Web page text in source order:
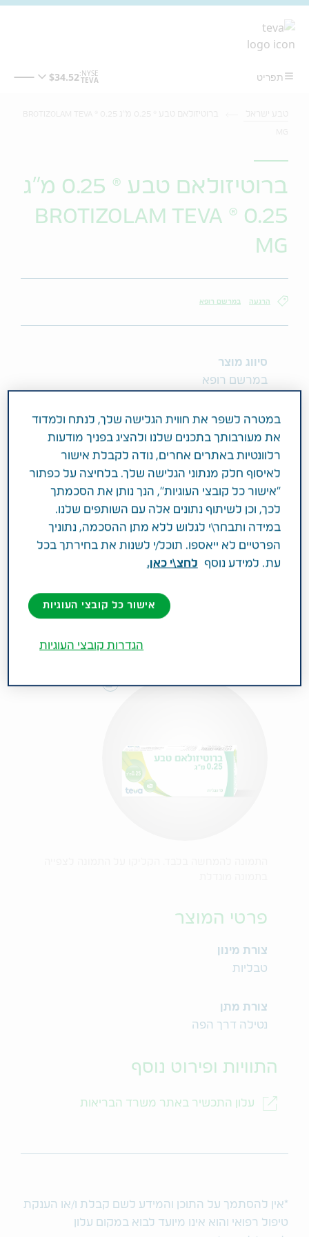
ברוטיזולאם טבע ® 0.25 מ"ג
BROTIZOLAM TEVA ® 0.25
MG
הרגעה במרשם רופא
סיווג מוצר
במרשם רופא
מרכיב פעיל וחוזק
0.25MG BROTIZOLAM
תחום טיפול
הרגעה
פעילות רפואית
לטיפול בבעיות שינה. קבוצה תרפויטית:
פרטי המוצר
צורת מינון
טבליות
צורת מתן
נטילה דרך הפה
התוויות ופירוט נוסף
עלון התכשיר באתר משרד הבריאות
*אין להסתמך על התוכן והמידע לשם קבלת ו/או הענקת
טיפול רפואי והוא אינו מיועד לבוא במקום עלון
במטרה לשפר את חווית הגלישה שלך, לנתח ולמדוד
את מעורבותך בתכנים שלנו ולהציג בפניך מודעות
רלוונטיות באתרים אחרים, נודה לקבלת אישור
לאיסוף חלק מנתוני הגלישה שלך. בלחיצה על כפתור
"אישור כל קובצי העוגיות", הנך נותן את הסכמתך
לכך, וכן לשיתוף נתונים אלה עם השותפים שלנו.
במידה ותבחר\י לגלוש ללא מתן ההסכמה, נתוניך
הפרטיים לא ייאספו. תוכל/י לשנות את בחירתך בכל
עת. למידע נוסף
לחצ\י כאן.
אישור כל קובצי העוגיות
הגדרות קובצי העוגיות